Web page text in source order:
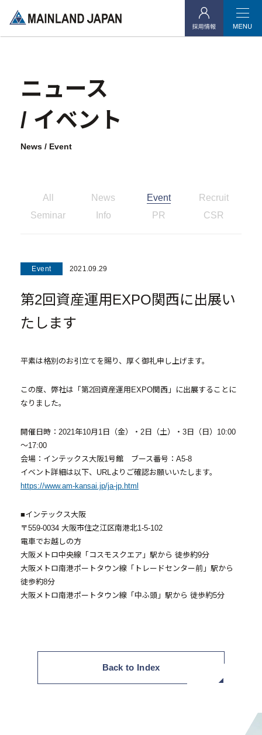
企業情報
- 企業理念
- アクセス
投資用不動産事業
- マンション経営をお考えの方へ
- メインランドグループの強み
- メインステージシリーズ
- 物件一覧
- RE:MAIN
- リノベーション物件一覧
採用情報
- 採用情報トップ
- 新卒採用
ニュース / イベント
ニュース
/ イベント
News / Event
All News Event
Recruit
Seminar
Info PR CSR
Event 2021.09.29
第2回資産運用EXPO関西に出展い
たします
平素は格別のお引立てを賜り、厚く御礼申し上げます。
この度、弊社は「第2回資産運用EXPO関西」に出展することに
なりました。
開催日時：2021年10月1日（金）・2日（土）・3日（日）10:00
～17:00
会場：インテックス大阪1号館 ブース番号：A5-8
イベント詳細は以下、URLよりご確認お願いいたします。
https://www.am-kansai.jp/ja-jp.html
■インテックス大阪
〒559-0034 大阪市住之江区南港北1-5-102
電車でお越しの方
大阪メトロ中央線「コスモスクエア」駅から 徒歩約9分
大阪メトロ南港ポートタウン線「トレードセンター前」駅から
徒歩約8分
大阪メトロ南港ポートタウン線「中ふ頭」駅から 徒歩約5分
Back to Index